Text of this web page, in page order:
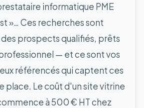
informatique PME
»… Ces recherches sont
prospects qualifiés, prêts
— et ce sont vos
référencés qui captent ces
place. Le coût d'un site vitrine
à 500 € HT chez